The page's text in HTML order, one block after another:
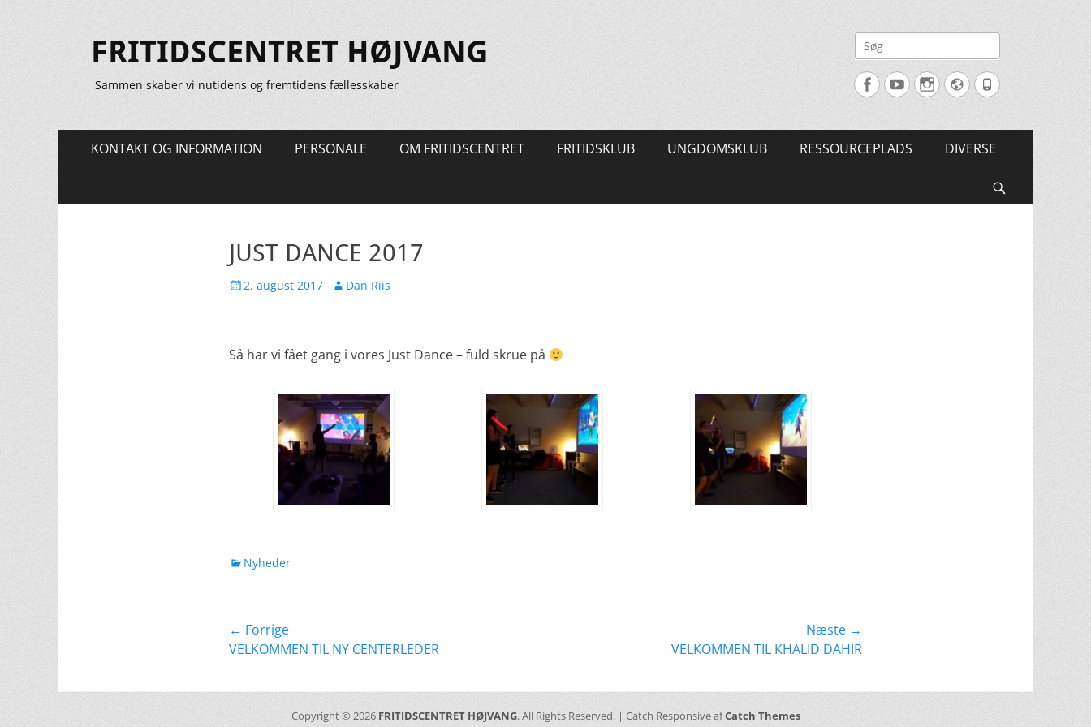
FRITIDSCENTRET HØJVANG
Sammen skaber vi nutidens og fremtidens fællesskaber
Søg
efter:
FacebookYouTubeInstagram
Website
Tlf.
Primær
KONTAKT OG INFORMATION PERSONALE OM FRITIDSCENTRET FRITIDSKLUB UNGDOMSKLUB RESSOURCEPLADS DIVERSE
JUST DANCE 2017
Udgivet
2. august 2017 Forfatter
Dan Riis
Så har vi fået gang i vores Just Dance – fuld skrue på
kategorier
Nyheder
Indlægsnavigation
← Forrige
Forrige
VELKOMMEN TIL NY CENTERLEDER
Næste →
VELKOMMEN TIL KHALID DAHIR
Copyright © 2026 FRITIDSCENTRET HØJVANG. All Rights Reserved. | Catch Responsive afCatch Themes